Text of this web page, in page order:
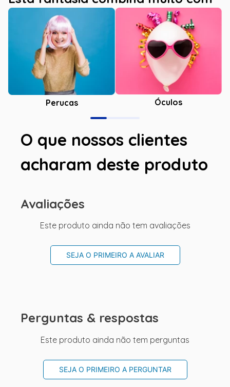
Perucas Óculos
O que nossos clientes
acharam deste produto
Avaliações
Este produto ainda não tem avaliações
SEJA O PRIMEIRO A AVALIAR
Perguntas & respostas
Este produto ainda não tem perguntas
SEJA O PRIMEIRO A PERGUNTAR